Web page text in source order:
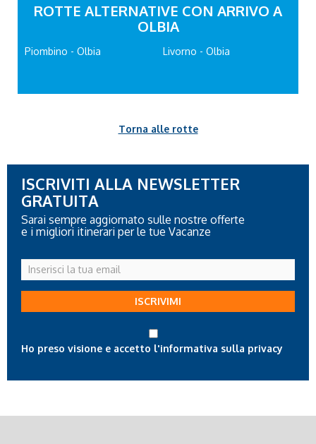
ROTTE ALTERNATIVE CON ARRIVO A
OLBIA
Piombino - Olbia Livorno - Olbia
Torna alle rotte
ISCRIVITI ALLA NEWSLETTER
GRATUITA
Sarai sempre aggiornato sulle nostre offerte
e i migliori itinerari per le tue Vacanze
Inserisci
la
tua
ISCRIVIMI
Ho preso visione e accetto l'informativa sulla privacy